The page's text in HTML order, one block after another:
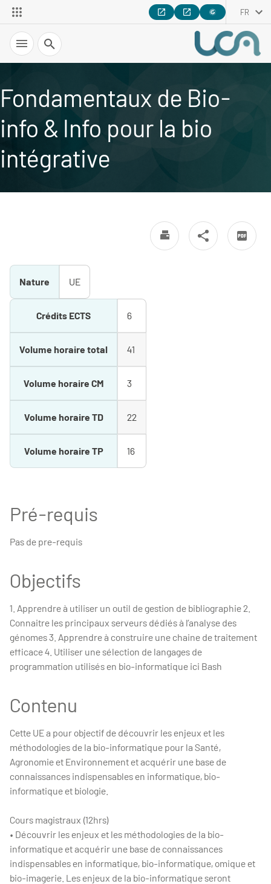
FR
Recherche
Fondamentaux de Bio-
info & Info pour la bio
intégrative
Nature UE
Crédits ECTS 6
Volume horaire total 41
Volume horaire CM 3
Volume horaire TD 22
Volume horaire TP 16
Pré-requis
Pas de pre-requis
Objectifs
1. Apprendre à utiliser un outil de gestion de bibliographie 2.
Connaitre les principaux serveurs dédiés à l’analyse des
génomes 3. Apprendre à construire une chaine de traitement
efficace 4. Utiliser une sélection de langages de
programmation utilisés en bio-informatique ici Bash
Contenu
Cette UE a pour objectif de découvrir les enjeux et les
méthodologies de la bio-informatique pour la Santé,
Agronomie et Environnement et acquérir une base de
connaissances indispensables en informatique, bio-
informatique et biologie.
Cours magistraux (12hrs)
• Découvrir les enjeux et les méthodologies de la bio-
informatique et acquérir une base de connaissances
indispensables en informatique, bio-informatique, omique et
bio-imagerie. Les enjeux de la bio-informatique seront